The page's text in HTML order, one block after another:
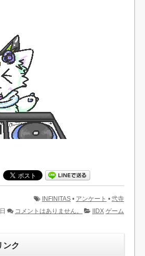
INFINITAS • アンケート • 弐寺
コメントはありません。 IIDX ゲーム
ンク